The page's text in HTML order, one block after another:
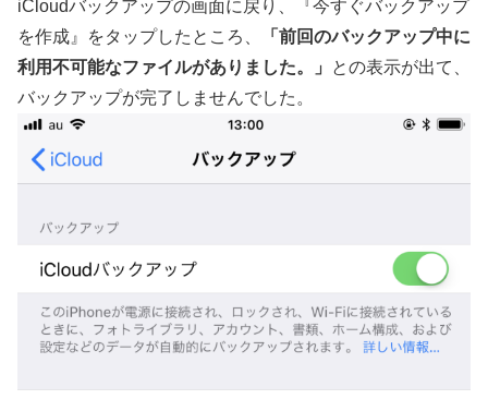
iCloudバックアップの画面に戻り、『今すぐバックアップ
を作成』をタップしたところ、
「前回のバックアップ中に
利用不可能なファイルがありました。」
との表示が出て、
バックアップが完了しませんでした。